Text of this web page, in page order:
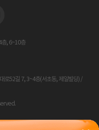
층, 6~10층
로52길 7, 3~4층(서초동, 제일빌딩) /